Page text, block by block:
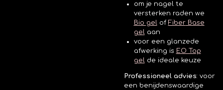
om je nagel te
versterken raden we
Bio gel of FiberBase
gel aan
voor een glanzede
afwerking is EO Top
gel de ideale keuze
Professioneel advies: voor
een benijdenswaardige